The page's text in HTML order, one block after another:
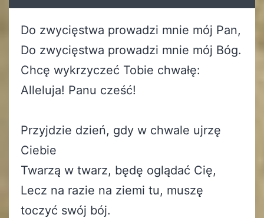
Do zwycięstwa prowadzi mnie mój Pan,
Do zwycięstwa prowadzi mnie mój Bóg.
Chcę wykrzyczeć Tobie chwałę:
Alleluja! Panu cześć!
Przyjdzie dzień, gdy w chwale ujrzę
Ciebie
Twarzą w twarz, będę oglądać Cię,
Lecz na razie na ziemi tu, muszę
toczyć swój bój.